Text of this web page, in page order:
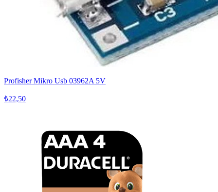
Profisher Mikro Usb 03962A 5V
₺22,50